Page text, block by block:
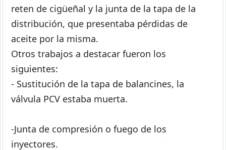
reten de cigüeñal y la junta de la tapa de la
distribución, que presentaba pérdidas de
aceite por la misma.
Otros trabajos a destacar fueron los
siguientes:
- Sustitución de la tapa de balancines, la
válvula PCV estaba muerta.
-Junta de compresión o fuego de los
inyectores.